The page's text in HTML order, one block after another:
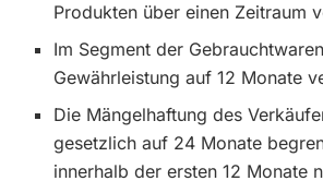
Produkten über einen Zeitraum
Im Segment der
Gewährleistung auf 12 Monate
Die Mängelhaftung des
gesetzlich auf 24 Monate
innerhalb der ersten 12 Monate